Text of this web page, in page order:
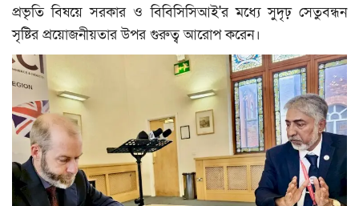
প্রভৃতি বিষয়ে সরকার ও বিবিসিসিআই'র মধ্যে সুদৃঢ় সেতুবন্ধন
সৃষ্টির প্রয়োজনীয়তার উপর গুরুত্ব আরোপ করেন।